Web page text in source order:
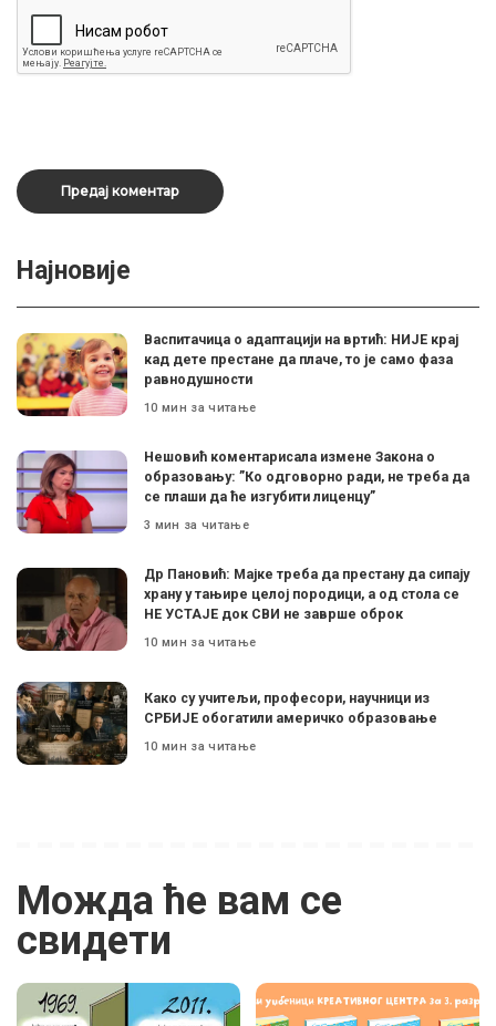
Најновије
Васпитачица о адаптацији на вртић: НИЈЕ крај
кад дете престане да плаче, то је само фаза
равнодушности
10 мин за читање
Нешовић коментарисала измене Закона о
образовању: ”Ко одговорно ради, не треба да
се плаши да ће изгубити лиценцу”
3 мин за читање
Др Пановић: Мајке треба да престану да сипају
храну у тањире целој породици, а од стола се
НЕ УСТАЈЕ док СВИ не заврше оброк
10 мин за читање
Како су учитељи, професори, научници из
СРБИЈЕ обогатили америчко образовање
10 мин за читање
Можда ће вам се
свидети